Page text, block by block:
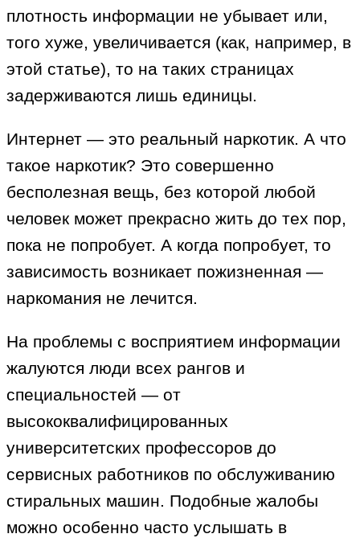
плотность информации не убывает или,
того хуже, увеличивается (как, например, в
этой статье), то на таких страницах
задерживаются лишь единицы.
Интернет — это реальный наркотик. А что
такое наркотик? Это совершенно
бесполезная вещь, без которой любой
человек может прекрасно жить до тех пор,
пока не попробует. А когда попробует, то
зависимость возникает пожизненная —
наркомания не лечится.
На проблемы с восприятием информации
жалуются люди всех рангов и
специальностей — от
высококвалифицированных
университетских профессоров до
сервисных работников по обслуживанию
стиральных машин. Подобные жалобы
можно особенно часто услышать в